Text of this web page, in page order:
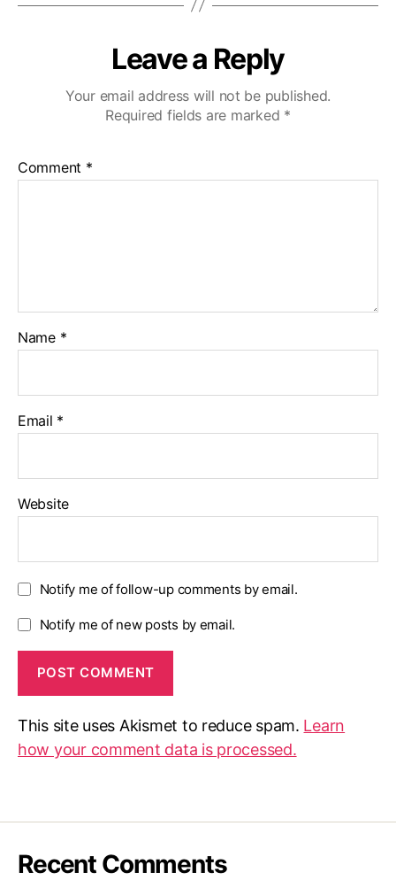
Leave a Reply
Your email address will not be published.
Required fields are marked *
Comment *
Name *
Email *
Website
Notify me of follow-up comments by email.
Notify me of new posts by email.
This site uses Akismet to reduce spam. Learn
how your comment data is processed.
Recent Comments